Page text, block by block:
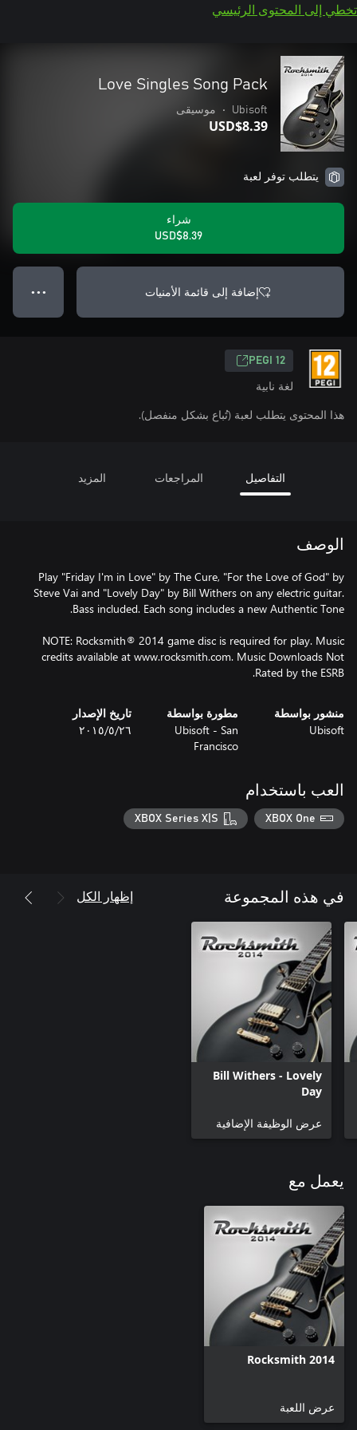
تخطي إلى المحتوى الرئيسي
Love Singles Song Pack
Ubisoft
• موسيقى
USD$8.39
يتطلب توفر لعبة
شراء
USD$8.39
إضافة إلى قائمة الأمنيات ● ● ●
PEGI 12
لغة نابية
هذا المحتوى يتطلب لعبة (تُباع بشكل منفصل).
التفاصيل المراجعات المزيد
الوصف
Play "Friday I'm in Love" by The Cure, "For the Love of God" by
Steve Vai and "Lovely Day" by Bill Withers on any electric guitar.
NOTE: Rocksmith® 2014 game disc is required for play. Music
credits available at www.rocksmith.com. Music Downloads Not
Rated by the ESRB.
منشور بواسطة
Ubisoft
مطورة بواسطة
Ubisoft - San
Francisco
تاريخ الإصدار
٢٦‏/٥‏/٢٠١٥
العب باستخدام
XBOX One
XBOX Series X|S
في هذه المجموعة إظهار الكل
Bill Withers - Lovely
Day
عرض الوظيفة الإضافية
يعمل مع
Rocksmith 2014
عرض اللعبة